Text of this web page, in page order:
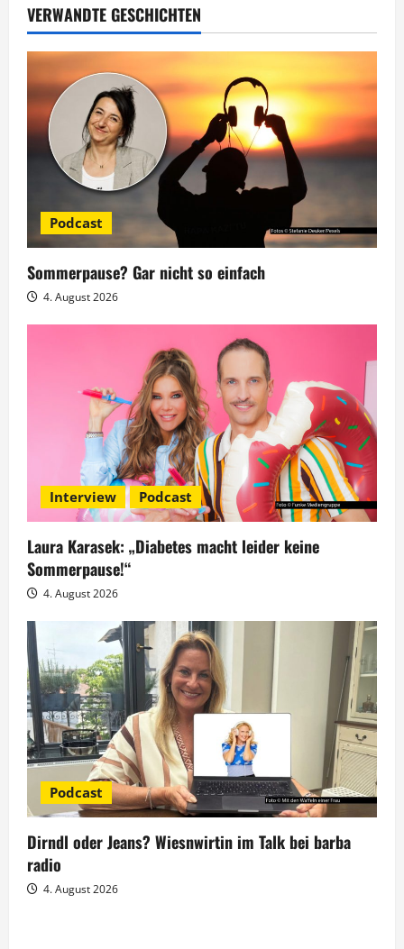
a
g
s
n
i
g
a
VERWANDTE GESCHICHTEN
Podcast
Sommerpause? Gar nicht so einfach
4. August 2026
Interview Podcast
Laura Karasek: „Diabetes macht leider keine
Sommerpause!“
4. August 2026
Podcast
Dirndl oder Jeans? Wiesnwirtin im Talk bei barba
radio
4. August 2026